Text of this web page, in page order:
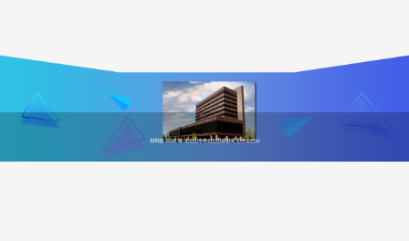
저작권 2026 © 조선민주주의인민공화국 민주조선사